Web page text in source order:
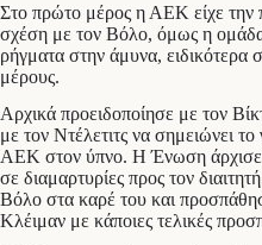
Στο πρώτο μέρος η ΑΕΚ είχε την
σχέση με τον Βόλο, όμως η
ρήγματα στην άμυνα,
μέρους.
Αρχικά προειδοποίησε με τον
με τον Ντέλετιτς να σημειώνει
ΑΕΚ στον ύπνο. Η Ένωση άρχισε
σε διαμαρτυρίες προς τον
Βόλο στα καρέ του και
Κλέιμαν με κάποιες τελικές